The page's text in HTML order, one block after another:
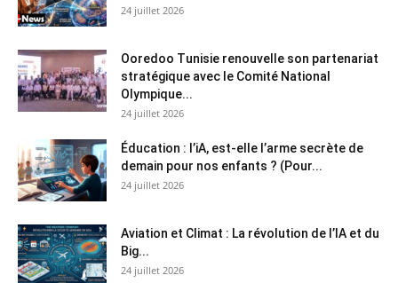
24 juillet 2026
Ooredoo Tunisie renouvelle son partenariat
stratégique avec le Comité National
Olympique...
24 juillet 2026
Éducation : l’iA, est-elle l’arme secrète de
demain pour nos enfants ? (Pour...
24 juillet 2026
Aviation et Climat : La révolution de l’IA et du
Big...
24 juillet 2026